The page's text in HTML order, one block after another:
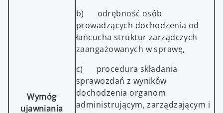
Wymóg
ujawniania
b) odrębność osób
prowadzących dochodzenia od
łańcucha struktur zarządczych
zaangażowanych w sprawę,
c) procedura składania
sprawozdań z wyników
dochodzenia organom
administrującym, zarządzającym i